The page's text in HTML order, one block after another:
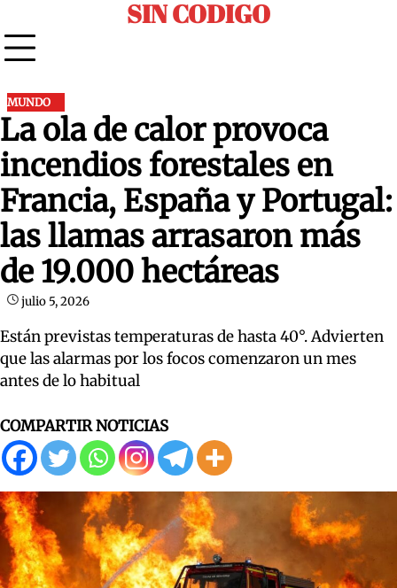
to
content
SIN CODIGO
MUNDO
La ola de calor provoca
incendios forestales en
Francia, España y Portugal:
las llamas arrasaron más
de 19.000 hectáreas
julio 5, 2026
Están previstas temperaturas de hasta 40°. Advierten
que las alarmas por los focos comenzaron un mes
antes de lo habitual
COMPARTIR NOTICIAS